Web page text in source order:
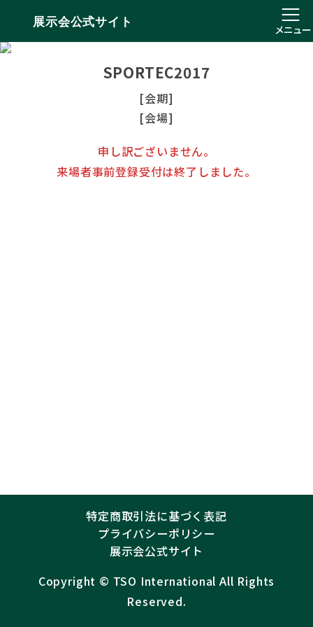
展示会公式サイト
メニュー
SPORTEC2017
[会期]
[会場]
申し訳ございません。
来場者事前登録受付は終了しました。
特定商取引法に基づく表記
プライバシーポリシー
展示会公式サイト
Copyright ©︎ TSO International All Rights
Reserved.